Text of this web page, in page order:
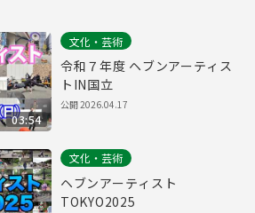
03:54
文化・芸術
令和７年度 ヘブンアーティス
トIN国立
公開2026.04.17
文化・芸術
ヘブンアーティスト
TOKYO2025